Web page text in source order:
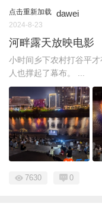
点击重新加载 dawei
2024-8-23
河畔露天放映电影
小时间乡下农村打谷平
人也撑起了幕布。 ...
7630 0